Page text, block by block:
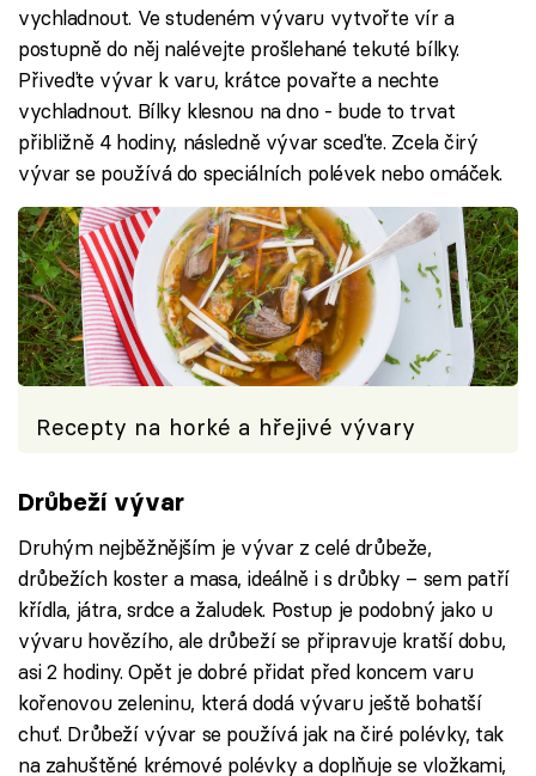
vychladnout. Ve studeném vývaru vytvořte vír a
postupně do něj nalévejte prošlehané tekuté bílky.
Přiveďte vývar k varu, krátce povařte a nechte
vychladnout. Bílky klesnou na dno - bude to trvat
přibližně 4 hodiny, následně vývar sceďte. Zcela čirý
vývar se používá do speciálních polévek nebo omáček.
Recepty na horké a hřejivé vývary
Drůbeží vývar
Druhým nejběžnějším je vývar z celé drůbeže,
drůbežích koster a masa, ideálně i s drůbky – sem patří
křídla, játra, srdce a žaludek. Postup je podobný jako u
vývaru hovězího, ale drůbeží se připravuje kratší dobu,
asi 2 hodiny. Opět je dobré přidat před koncem varu
kořenovou zeleninu, která dodá vývaru ještě bohatší
chuť. Drůbeží vývar se používá jak na čiré polévky, tak
na zahuštěné krémové polévky a doplňuje se vložkami,